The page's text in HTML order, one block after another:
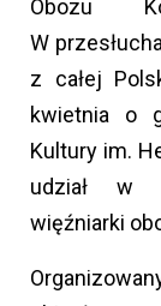
Obozu
W
z całej
kwietnia o
Kultury im.
udział w
więźniarki